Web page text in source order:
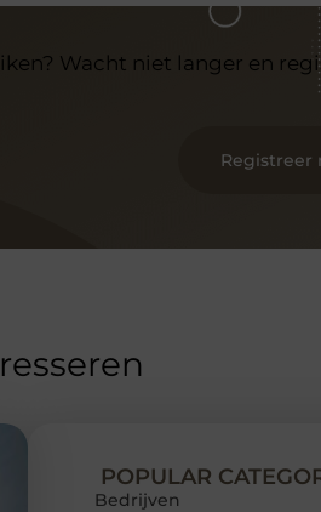
Wacht niet langer en
Registreer
POPULAR
Bedrijven